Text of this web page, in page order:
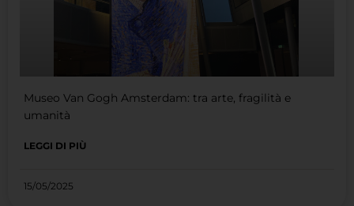
Museo Van Gogh Amsterdam: tra arte, fragilità e
umanità
LEGGI DI PIÙ
15/05/2025